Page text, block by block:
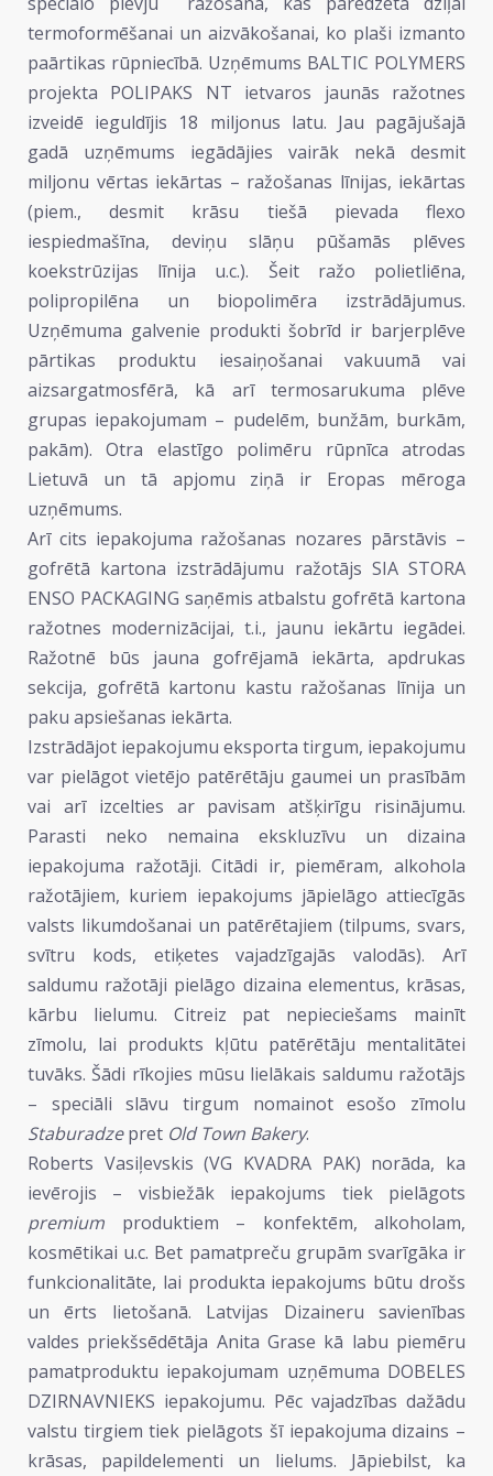
termoformēšanai un aizvākošanai, ko plaši izmanto
paārtikas rūpniecībā. Uzņēmums BALTIC POLYMERS
projekta POLIPAKS NT ietvaros jaunās ražotnes
izveidē ieguldījis 18 miljonus latu. Jau pagājušajā
gadā uzņēmums iegādājies vairāk nekā desmit
miljonu vērtas iekārtas – ražošanas līnijas, iekārtas
(piem., desmit krāsu tiešā pievada flexo
iespiedmašīna, deviņu slāņu pūšamās plēves
koekstrūzijas līnija u.c.). Šeit ražo polietliēna,
polipropilēna un biopolimēra izstrādājumus.
Uzņēmuma galvenie produkti šobrīd ir barjerplēve
pārtikas produktu iesaiņošanai vakuumā vai
aizsargatmosfērā, kā arī termosarukuma plēve
grupas iepakojumam – pudelēm, bunžām, burkām,
pakām). Otra elastīgo polimēru rūpnīca atrodas
Lietuvā un tā apjomu ziņā ir Eropas mēroga
uzņēmums.
Arī cits iepakojuma ražošanas nozares pārstāvis –
gofrētā kartona izstrādājumu ražotājs SIA STORA
ENSO PACKAGING saņēmis atbalstu gofrētā kartona
ražotnes modernizācijai, t.i., jaunu iekārtu iegādei.
Ražotnē būs jauna gofrējamā iekārta, apdrukas
sekcija, gofrētā kartonu kastu ražošanas līnija un
paku apsiešanas iekārta.
Izstrādājot iepakojumu eksporta tirgum, iepakojumu
var pielāgot vietējo patērētāju gaumei un prasībām
vai arī izcelties ar pavisam atšķirīgu risinājumu.
Parasti neko nemaina ekskluzīvu un dizaina
iepakojuma ražotāji. Citādi ir, piemēram, alkohola
ražotājiem, kuriem iepakojums jāpielāgo attiecīgās
valsts likumdošanai un patērētajiem (tilpums, svars,
svītru kods, etiķetes vajadzīgajās valodās). Arī
saldumu ražotāji pielāgo dizaina elementus, krāsas,
kārbu lielumu. Citreiz pat nepieciešams mainīt
zīmolu, lai produkts kļūtu patērētāju mentalitātei
tuvāks. Šādi rīkojies mūsu lielākais saldumu ražotājs
– speciāli slāvu tirgum nomainot esošo zīmolu
Staburadzepret Old Town Bakery.
Roberts Vasiļevskis (VG KVADRA PAK) norāda, ka
ievērojis – visbiežāk iepakojums tiek pielāgots
premium produktiem – konfektēm, alkoholam,
kosmētikai u.c. Bet pamatpreču grupām svarīgāka ir
funkcionalitāte, lai produkta iepakojums būtu drošs
un ērts lietošanā. Latvijas Dizaineru savienības
valdes priekšsēdētāja Anita Grase kā labu piemēru
pamatproduktu iepakojumam uzņēmuma DOBELES
DZIRNAVNIEKS iepakojumu. Pēc vajadzības dažādu
valstu tirgiem tiek pielāgots šī iepakojuma dizains –
krāsas, papildelementi un lielums. Jāpiebilst, ka